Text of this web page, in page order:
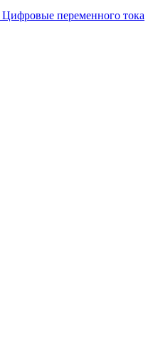
Цифровые переменного тока